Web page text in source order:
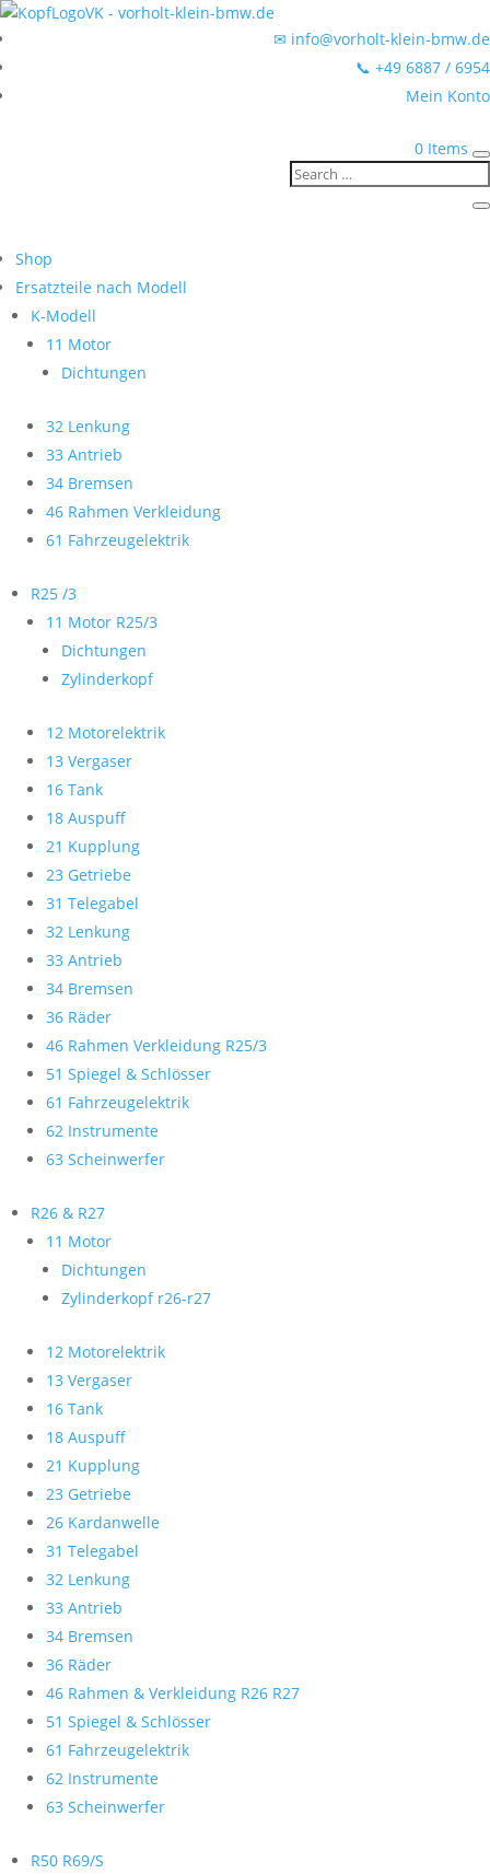
✉ info@vorholt-klein-bmw.de
📞 +49 6887 / 6954
Mein Konto
0 Items
Shop
Ersatzteile nach Modell
K-Modell
11 Motor
Dichtungen
32 Lenkung
33 Antrieb
34 Bremsen
46 Rahmen Verkleidung
61 Fahrzeugelektrik
R25 /3
11 Motor R25/3
Dichtungen
Zylinderkopf
12 Motorelektrik
13 Vergaser
16 Tank
18 Auspuff
21 Kupplung
23 Getriebe
31 Telegabel
32 Lenkung
33 Antrieb
34 Bremsen
36 Räder
46 Rahmen Verkleidung R25/3
51 Spiegel & Schlösser
61 Fahrzeugelektrik
62 Instrumente
63 Scheinwerfer
R26 & R27
11 Motor
Dichtungen
Zylinderkopf r26-r27
12 Motorelektrik
13 Vergaser
16 Tank
18 Auspuff
21 Kupplung
23 Getriebe
26 Kardanwelle
31 Telegabel
32 Lenkung
33 Antrieb
34 Bremsen
36 Räder
46 Rahmen & Verkleidung R26 R27
51 Spiegel & Schlösser
61 Fahrzeugelektrik
62 Instrumente
63 Scheinwerfer
R50 R69/S